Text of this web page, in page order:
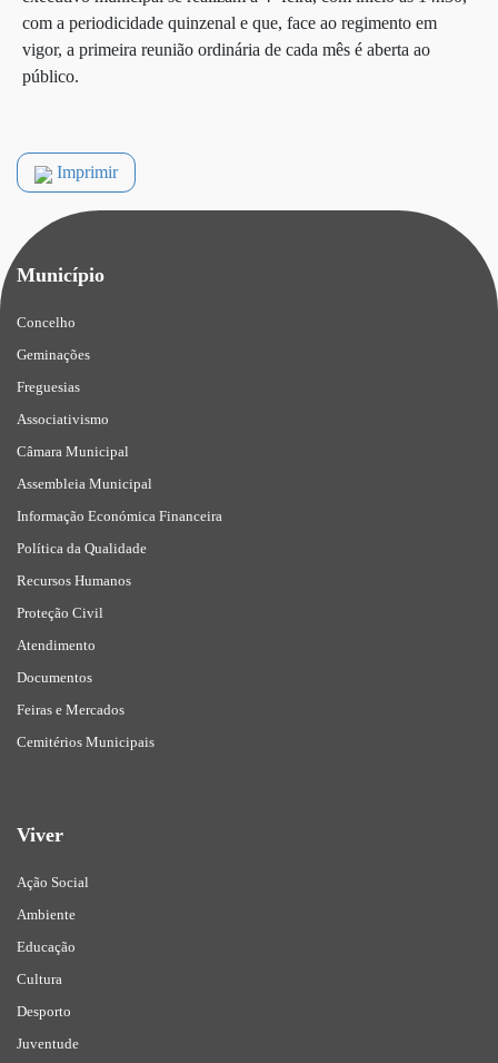
com a periodicidade quinzenal e que, face ao regimento em
vigor, a primeira reunião ordinária de cada mês é aberta ao
público.
Imprimir
Município
Concelho
Geminações
Freguesias
Associativismo
Câmara Municipal
Assembleia Municipal
Informação Económica Financeira
Política da Qualidade
Recursos Humanos
Proteção Civil
Atendimento
Documentos
Feiras e Mercados
Cemitérios Municipais
Viver
Ação Social
Ambiente
Educação
Cultura
Desporto
Juventude